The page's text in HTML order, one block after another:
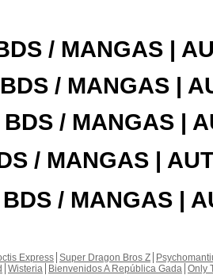
/ MANGAS |
/ MANGAS |
BDS / MANGAS |
/ MANGAS |
/ MANGAS |
Express Super Dragon Bros Z
Wisteria Bienvenidos A República Gada Only